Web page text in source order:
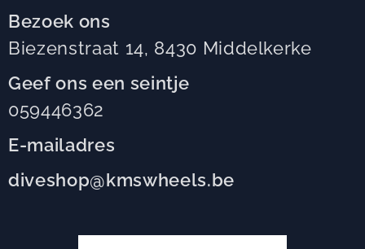
Bezoek ons
Biezenstraat 14, 8430 Middelkerke
Geef ons een seintje
059446362
E-mailadres
diveshop@kmswheels.be